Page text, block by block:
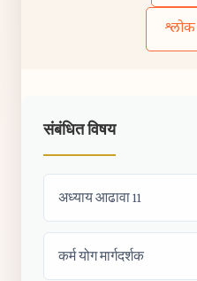
संबंधित विषय
अध्याय आढावा 11
कर्म योग मार्गदर्शक